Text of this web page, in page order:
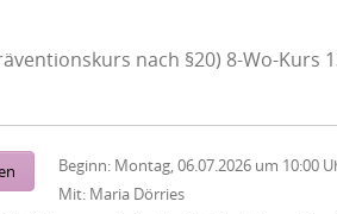
nach §20) 8-Wo-Kurs
Beginn: Montag, 06.07.2026 um 10:00
Mit: Maria Dörries